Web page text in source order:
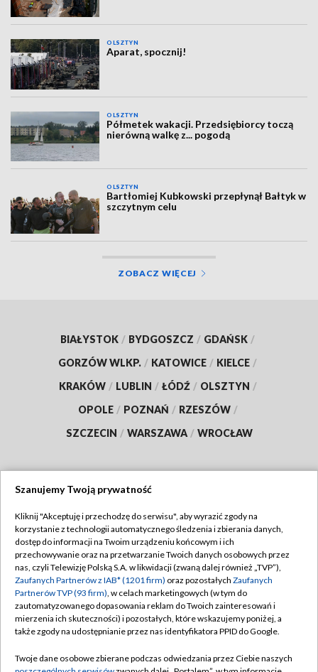
OLSZTYN
Aparat, spocznij!
OLSZTYN
Półmetek wakacji. Przedsiębiorcy toczą
nierówną walkę z... pogodą
OLSZTYN
Bartłomiej Kubkowski przepłynął Bałtyk w
szczytnym celu
ZOBACZ WIĘCEJ
BIAŁYSTOK / BYDGOSZCZ / GDAŃSK /
GORZÓW WLKP. / KATOWICE / KIELCE /
KRAKÓW / LUBLIN / ŁÓDŹ / OLSZTYN /
OPOLE / POZNAŃ / RZESZÓW /
SZCZECIN / WARSZAWA / WROCŁAW
TVP
Abonament TVP
Emisja w TVP
Centrum informacji TVP
Naziemna Telewizja Cyfrowa
Rada Programowa
Regulamin TVP
Polityka prywatności
Moje zgody
Pomoc
Szanujemy Twoją prywatność
Kliknij "Akceptuję i przechodzę do serwisu", aby wyrazić zgody na
korzystanie z technologii automatycznego śledzenia i zbierania danych,
dostęp do informacji na Twoim urządzeniu końcowym i ich
przechowywanie oraz na przetwarzanie Twoich danych osobowych przez
nas, czyli Telewizję Polską S.A. w likwidacji (zwaną dalej również „TVP”),
Zaufanych Partnerów z IAB* (1201 firm) oraz pozostałych Zaufanych
Partnerów TVP (93 firm), w celach marketingowych (w tym do
zautomatyzowanego dopasowania reklam do Twoich zainteresowań i
mierzenia ich skuteczności) i pozostałych, które wskazujemy poniżej, a
także zgody na udostępnianie przez nas identyfikatora PPID do Google.
Twoje dane osobowe zbierane podczas odwiedzania przez Ciebie naszych